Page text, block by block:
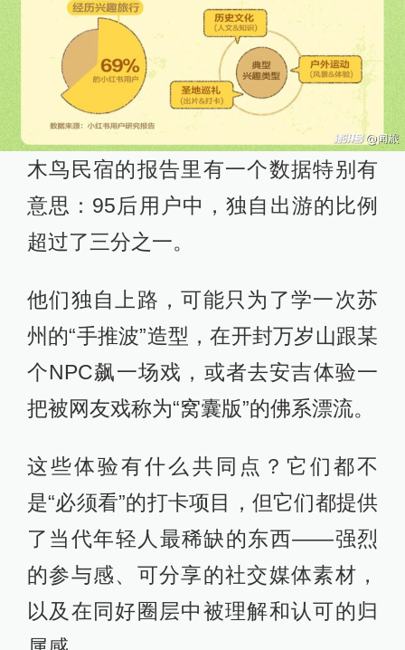
木鸟民宿的报告里有一个数据特别有
意思：95后用户中，独自出游的比例
超过了三分之一。
他们独自上路，可能只为了学一次苏
州的“手推波”造型，在开封万岁山跟某
个NPC飙一场戏，或者去安吉体验一
把被网友戏称为“窝囊版”的佛系漂流。
这些体验有什么共同点？它们都不
是“必须看”的打卡项目，但它们都提供
了当代年轻人最稀缺的东西——强烈
的参与感、可分享的社交媒体素材，
以及在同好圈层中被理解和认可的归